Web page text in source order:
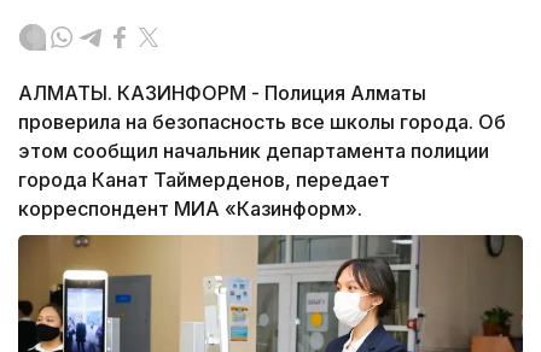
АЛМАТЫ. КАЗИНФОРМ - Полиция Алматы
проверила на безопасность все школы города. Об
этом сообщил начальник департамента полиции
города Канат Таймерденов, передает
корреспондент МИА «Казинформ».